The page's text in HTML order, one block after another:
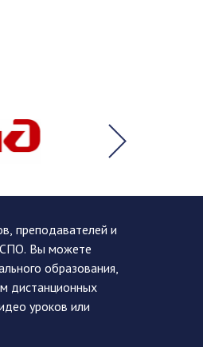
преподавателей и
СПО. Вы можете
образования,
дистанционных
уроков или